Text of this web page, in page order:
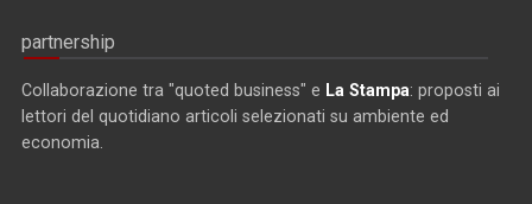
partnership
Collaborazione tra "quoted business" e La Stampa: proposti ai
lettori del quotidiano articoli selezionati su ambiente ed
economia.